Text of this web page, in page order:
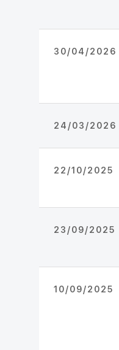
30/04/2026
24/03/2026
22/10/2025
23/09/2025
10/09/2025